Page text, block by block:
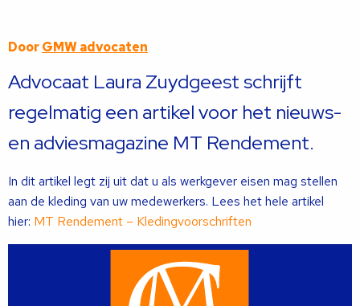
DoorGMW advocaten
Advocaat Laura Zuydgeest schrijft
regelmatig een artikel voor het nieuws-
en adviesmagazine MT Rendement.
In dit artikel legt zij uit dat u als werkgever eisen mag stellen
aan de kleding van uw medewerkers. Lees het hele artikel
hier: MT Rendement – Kledingvoorschriften